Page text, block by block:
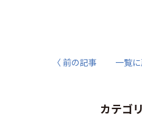
〈 前の記事 一覧
カテゴ